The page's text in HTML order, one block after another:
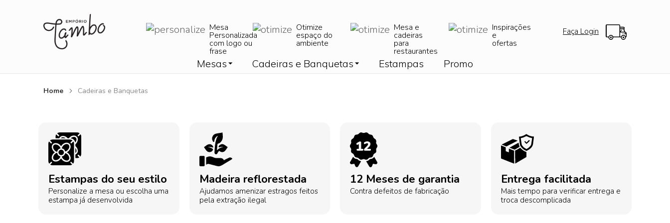
Mesa
Personalizada
com logo ou
frase
Otimize
espaço do
ambiente
Mesa e
cadeiras
para
restaurantes
Inspirações
e
ofertas
Faça Login
Mesas Cadeiras e Banquetas Estampas Promo
Home Cadeiras e Banquetas
Estampas do seu estilo
Personalize a mesa ou escolha uma
estampa já desenvolvida
Madeira reflorestada
Ajudamos amenizar estragos feitos
pela extração ilegal
12 Meses de garantia
Contra defeitos de fabricação
Entrega facilitada
Mais tempo para verificar entrega e
troca descomplicada